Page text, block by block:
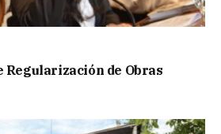
Regularización de Obras